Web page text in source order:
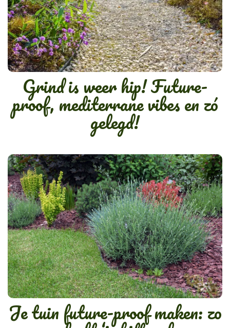
Grind is weer hip! Future-
proof, mediterrane vibes en zó
gelegd!
Je tuin future-proof maken: zo